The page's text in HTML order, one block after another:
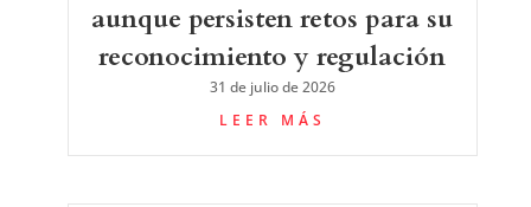
aunque persisten retos para su
reconocimiento y regulación
31 de julio de 2026
LEER MÁS